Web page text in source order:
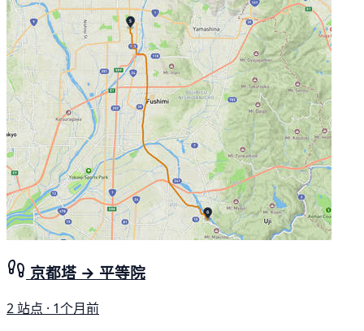
京都塔 → 平等院
2 站点 · 1个月前